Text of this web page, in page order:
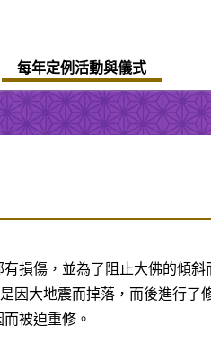
每年定例活動與儀式
損傷，並為了阻止大佛的傾
因大地震而掉落，而後進行了
被迫重修。